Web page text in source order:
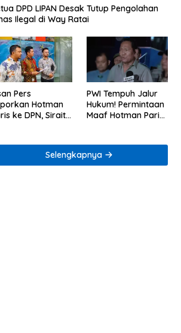
DPD LIPAN Desak Tutup Pengolahan
Ilegal di Way Ratai
Pers
Hotman
ke DPN, Sirait
PWI Tempuh Jalur
Hukum! Permintaan
Maaf Hotman Paris
Selengkapnya